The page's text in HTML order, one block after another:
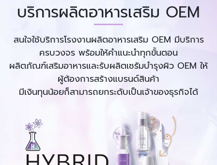
บริการผลิตอาหารเสริม OEM
สนใจใช้บริการโรงงานผลิตอาหารเสริม OEM มีบริการ
ครบวงจร พร้อมให้คำแนะนำทุกขั้นตอน
ผลิตภัณฑ์เสริมอาหารและรับผลิตเซรัมบำรุงผิว OEM ให้
ผู้ต้องการสร้างแบรนด์สินค้า
มีเงินทุนน้อยก็สามารถยกระดับเป็นเจ้าของธุรกิจได้